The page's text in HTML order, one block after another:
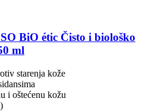
BiO étic Čisto i biološko
ml
starenja kože
i oštećenu kožu